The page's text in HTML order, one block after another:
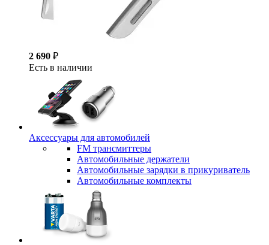
2 690 ₽
Есть в наличии
Аксессуары для автомобилей
FM трансмиттеры
Автомобильные держатели
Автомобильные зарядки в прикуриватель
Автомобильные комплекты